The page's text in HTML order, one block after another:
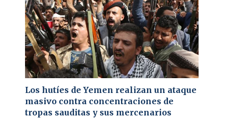
Los hutíes de Yemen realizan un ataque
masivo contra concentraciones de
tropas sauditas y sus mercenarios